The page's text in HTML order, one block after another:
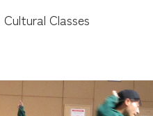
Cultural Classes